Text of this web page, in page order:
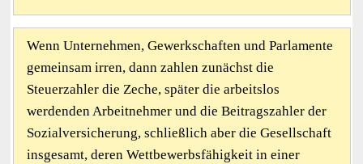
Wenn Unternehmen, Gewerkschaften und Parlamente
gemeinsam irren, dann zahlen zunächst die
Steuerzahler die Zeche, später die arbeitslos
werdenden Arbeitnehmer und die Beitragszahler der
Sozialversicherung, schließlich aber die Gesellschaft
insgesamt, deren Wettbewerbsfähigkeit in einer